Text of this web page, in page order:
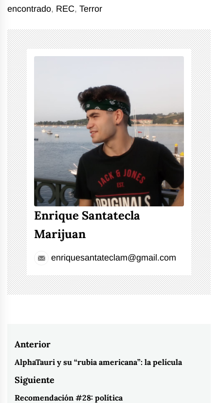
encontrado, REC, Terror
Enrique Santatecla
Marijuan
enriquesantateclam@gmail.com
Navegación
de
entradas
Anterior
Entrada
anterior:
AlphaTauri y su “rubia americana”: la película
Siguiente
Entrada
Recomendación #28: política